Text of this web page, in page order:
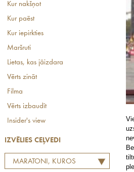
Kur nakšņot
Kur paēst
Kur iepirkties
Maršruti
Lietas, kas jāizdara
Vērts zināt
Filma
Vērts izbaudīt
Insider's view
IZVĒLIES CEĻVEDI
MARATONI, KUROS